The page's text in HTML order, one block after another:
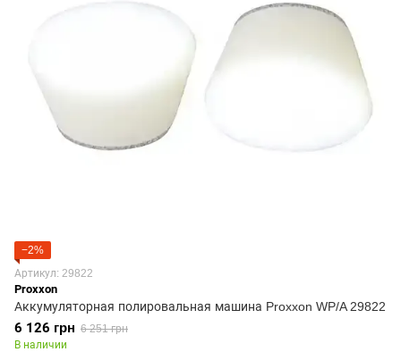
−2%
Артикул: 29822
Proxxon
Аккумуляторная полировальная машина Proxxon WP/A 29822
6 126 грн 6 251 грн
В наличии